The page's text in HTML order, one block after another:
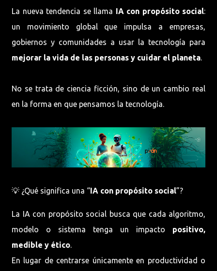
La nueva tendencia se llama IA con propósito social:
un movimiento global que impulsa a empresas,
gobiernos y comunidades a usar la tecnología para
mejorar la vida de las personas y cuidar el planeta.
No se trata de ciencia ficción, sino de un cambio real
en la forma en que pensamos la tecnología.
💡 ¿Qué significa una “IA con propósito social”?
La IA con propósito social busca que cada algoritmo,
modelo o sistema tenga un impacto positivo,
medible y ético.
En lugar de centrarse únicamente en productividad o